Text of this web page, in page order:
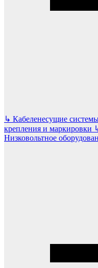
↳ Кабеленесущие
крепления и маркировки
Низковольтное